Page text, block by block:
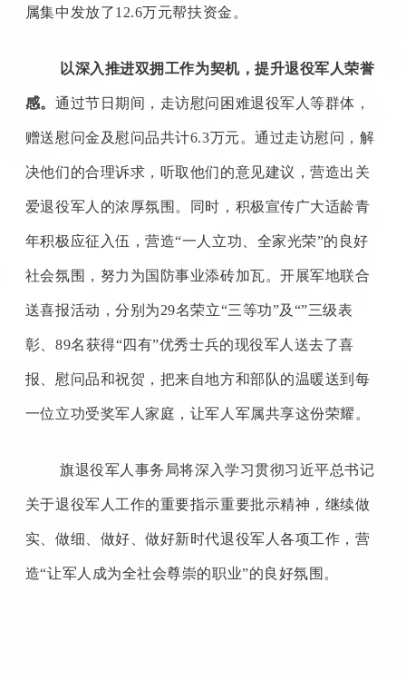
属集中发放了12.6万元帮扶资金。
以深入推进双拥工作为契机，提升退役军人荣誉
感。通过节日期间，走访慰问困难退役军人等群体，
赠送慰问金及慰问品共计6.3万元。通过走访慰问，解
决他们的合理诉求，听取他们的意见建议，营造出关
爱退役军人的浓厚氛围。同时，积极宣传广大适龄青
年积极应征入伍，营造“一人立功、全家光荣”的良好
社会氛围，努力为国防事业添砖加瓦。开展军地联合
送喜报活动，分别为29名荣立“三等功”及“”三级表
彰、89名获得“四有”优秀士兵的现役军人送去了喜
报、慰问品和祝贺，把来自地方和部队的温暖送到每
一位立功受奖军人家庭，让军人军属共享这份荣耀。
旗退役军人事务局将深入学习贯彻习近平总书记
关于退役军人工作的重要指示重要批示精神，继续做
实、做细、做好、做好新时代退役军人各项工作，营
造“让军人成为全社会尊崇的职业”的良好氛围。